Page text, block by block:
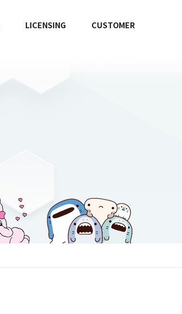
LICENSING CUSTOMER